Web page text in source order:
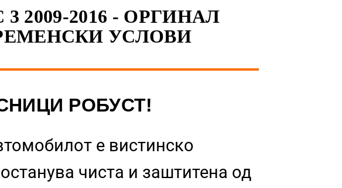
3 2009-2016 - ОРГИНАЛ
УСЛОВИ
РОБУСТ!
е вистинско
чиста и заштитена од